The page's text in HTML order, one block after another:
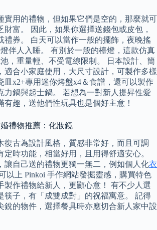
實用的禮物，但如果它們是空的，那麼就可
財富。 因此，如果你選擇送錢包或皮包，
禮券。 白天可以當作一般的擺飾，夜晚搖
伴人入睡。 有別於一般的檯燈，這款仿真
，重量輕、不受電線限制。 日本設計、簡
適合小家庭使用，大尺寸設計，可製作多樣
皿x2+專用迷你烤盤x4＆食譜，還可以製作
力鍋與起士鍋。 若想為一對新人提昇性愛
有趣，送他們性玩具也是個好主意！
禮物推薦：化妝鏡
復古為設計風格，質感非常好，而且可調
定時功能，相當好用，且用得舒適安心。
讓自己送的禮物更獨一無二，例如個人化衣
以上 Pinkoi 手作網站發掘靈感，購買特色
製作禮物給新人，更顯心意！ 有不少人選
筷子，有「成雙成對」的祝福寓意。 記得
銳的物件，選擇餐具時亦應切合新人家中設